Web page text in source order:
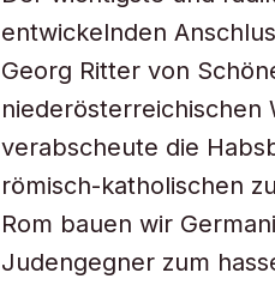
entwickelnden
Georg Ritter von
niederösterreichischen
verabscheute die
römisch-katholischen
Rom bauen wir
Judengegner zum